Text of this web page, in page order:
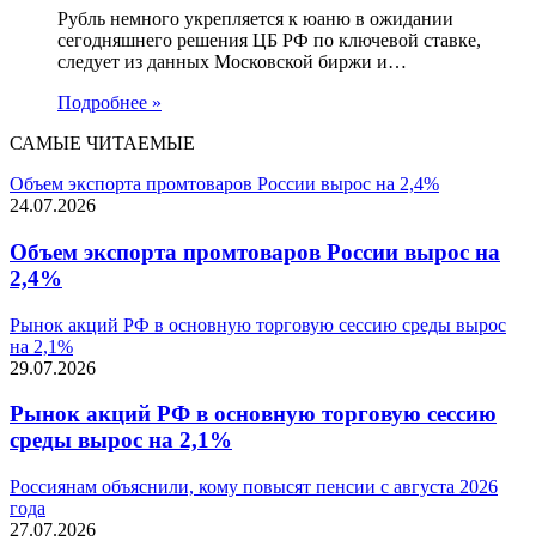
Рубль немного укрепляется к юаню в ожидании
сегодняшнего решения ЦБ РФ по ключевой ставке,
следует из данных Московской биржи и…
Подробнее »
САМЫЕ ЧИТАЕМЫЕ
Объем экспорта промтоваров России вырос на 2,4%
24.07.2026
Объем экспорта промтоваров России вырос на
2,4%
Рынок акций РФ в основную торговую сессию среды вырос
на 2,1%
29.07.2026
Рынок акций РФ в основную торговую сессию
среды вырос на 2,1%
Россиянам объяснили, кому повысят пенсии с августа 2026
года
27.07.2026